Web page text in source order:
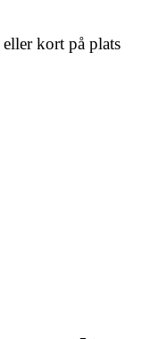
eller kort på plats